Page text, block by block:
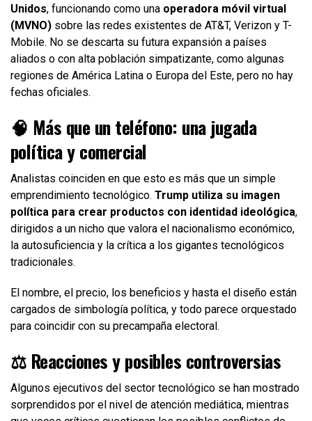
Unidos, funcionando como una operadora móvil virtual
(MVNO) sobre las redes existentes de AT&T, Verizon y T-
Mobile. No se descarta su futura expansión a países
aliados o con alta población simpatizante, como algunas
regiones de América Latina o Europa del Este, pero no hay
fechas oficiales.
🧠 Más que un teléfono: una jugada
política y comercial
Analistas coinciden en que esto es más que un simple
emprendimiento tecnológico. Trump utiliza su imagen
política para crear productos con identidad ideológica,
dirigidos a un nicho que valora el nacionalismo económico,
la autosuficiencia y la crítica a los gigantes tecnológicos
tradicionales.
El nombre, el precio, los beneficios y hasta el diseño están
cargados de simbología política, y todo parece orquestado
para coincidir con su precampaña electoral.
⚖️ Reacciones y posibles controversias
Algunos ejecutivos del sector tecnológico se han mostrado
sorprendidos por el nivel de atención mediática, mientras